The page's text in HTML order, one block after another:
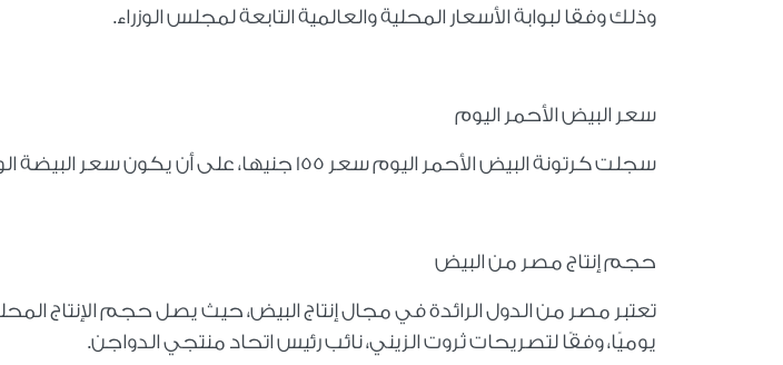
وذلك وفقا لبوابة الأسعار المحلية والعالمية التابعة لمجلس الوزراء.
سعر البيض الأحمر اليوم
سجلت كرتونة البيض الأحمر اليوم سعر 155 جنيها، على أن يكون سعر البيضة الواحدة بـ5 جنيهات.
حجم إنتاج مصر من البيض
يوميًا، وفقًا لتصريحات ثروت الزيني، نائب رئيس اتحاد منتجي الدواجن.